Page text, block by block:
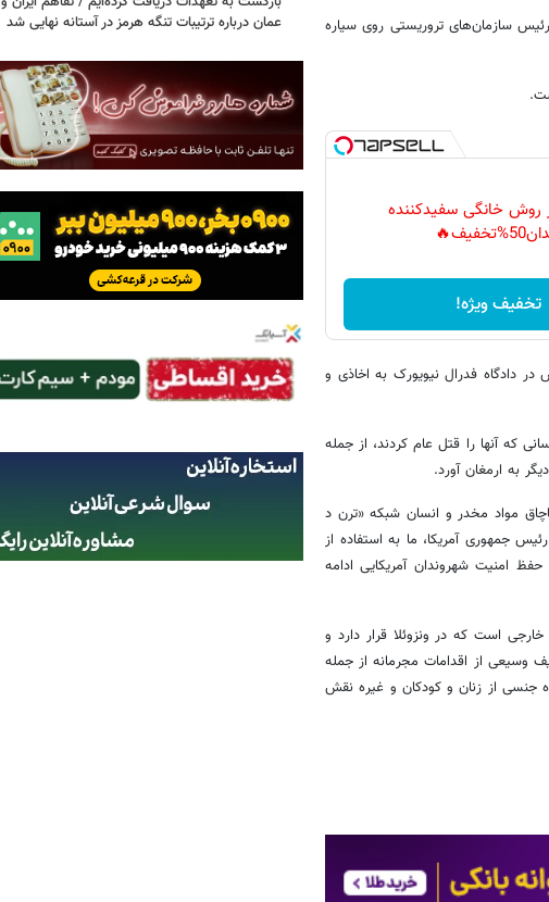
رئیس سازمان‌های تروریستی روی سیاره
روش خانگی سفیدکننده
تخفیف ویژه!
در دادگاه فدرال نیویورک به اخاذی و
که آنها را قتل عام کردند، از جمله
مواد مخدر و انسان شبکه «ترن د
جمهوری آمریکا، ما به استفاده از
امنیت شهروندان آمریکایی ادامه
خارجی است که در ونزوئلا قرار دارد و
از اقدامات مجرمانه از جمله
جنسی از زنان و کودکان و غیره نقش
عمان درباره ترتیبات تنگه هرمز در آستانه نهایی شد